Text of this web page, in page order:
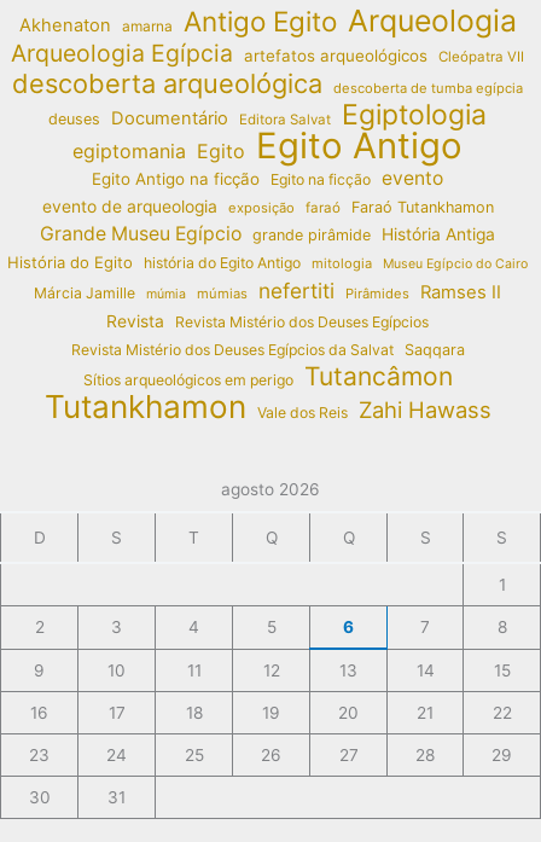
Akhenaton amarna Antigo Egito Arqueologia
Arqueologia Egípcia artefatos arqueológicos Cleópatra VII
descoberta arqueológica descoberta de tumba egípcia
deuses Documentário Editora Salvat Egiptologia
egiptomania Egito Egito Antigo
Egito Antigo na ficção Egito na ficção evento
evento de arqueologia exposição faraó Faraó Tutankhamon
Grande Museu Egípcio grande pirâmide
História Antiga
História do Egito
história do Egito Antigo mitologia Museu Egípcio do Cairo
Márcia Jamille múmia múmias nefertiti Pirâmides Ramses II
Revista
Revista Mistério dos Deuses Egípcios
Revista Mistério dos Deuses Egípcios da Salvat
Saqqara
Sítios arqueológicos em perigo
Tutancâmon
Tutankhamon Vale dos Reis Zahi Hawass
agosto 2026
D S T Q Q S S
1
2 3 4 5 6 7 8
9 10 11 12 13 14 15
16 17 18 19 20 21 22
23 24 25 26 27 28 29
30 31